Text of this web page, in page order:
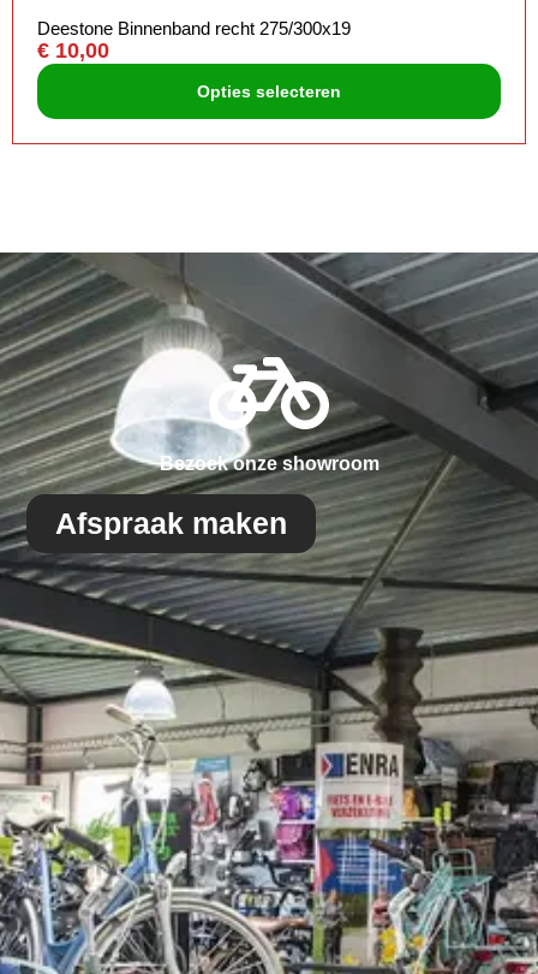
Deestone Binnenband recht 275/300x19
€ 10,00
Opties selecteren
Bezoek onze showroom
Afspraak maken